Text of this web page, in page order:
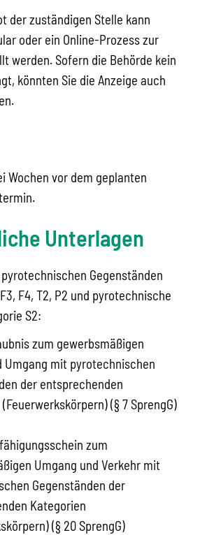
der zuständigen Stelle kann
oder ein Online-Prozess zur
werden.Sofern die Behörde kein
könnten Sie die Anzeige auch
Wochen vor dem geplanten
Unterlagen
Gegenständen
F4, T2, P2 und pyrotechnische
S2:
zum gewerbsmäßigen
Umgang mit pyrotechnischen
der entsprechenden
(§ 7 SprengG)
zum
Umgang und Verkehr mit
Gegenständen der
Kategorien
(§ 20 SprengG)